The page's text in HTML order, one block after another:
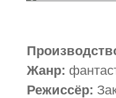
Жанр:
Режиссёр: